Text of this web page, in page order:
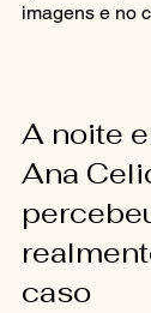
imagens e no
A noite
Ana
caso